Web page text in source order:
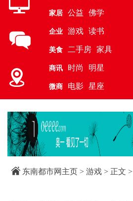
家居 公益 佛学
企业 游戏 读书
美食 二手房 家具
商讯 时尚 明星
微商 电影 星座
东南都市网主页 > 游戏 > 正文 >